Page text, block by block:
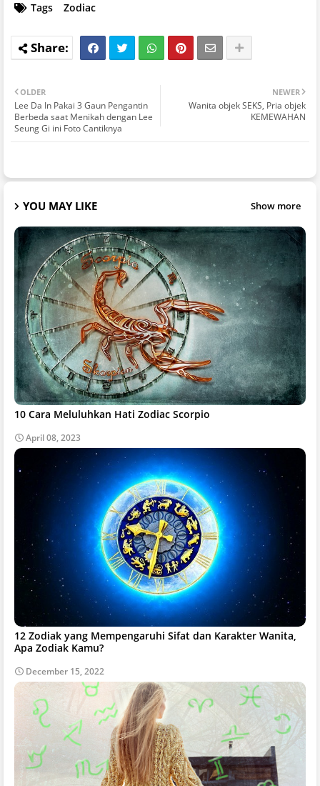
Tags Zodiac
NEWER
Wanita objek SEKS, Pria objek
KEMEWAHAN
OLDER
Lee Da In Pakai 3 Gaun Pengantin
Berbeda saat Menikah dengan Lee
Seung Gi ini Foto Cantiknya
YOU MAY LIKE Show more
10 Cara Meluluhkan Hati Zodiac Scorpio
April 08, 2023
12 Zodiak yang Mempengaruhi Sifat dan Karakter Wanita,
Apa Zodiak Kamu?
December 15, 2022